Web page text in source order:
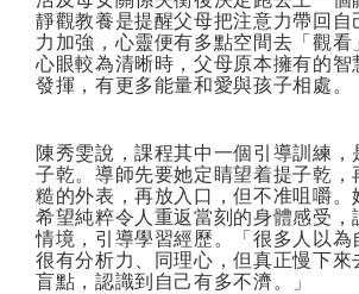
靜觀教養是提醒父母把注意力帶回自
力加強，心靈便有多點空間去「觀看
心眼較為清晰時，父母原本擁有的智
發揮，有更多能量和愛與孩子相處。
陳秀雯說，課程其中一個引導訓練，
子乾。導師先要她定睛望着提子乾，
糙的外表，再放入口，但不准咀嚼。
希望純粹令人重返當刻的身體感受，
情境，引導學習經歷。「很多人以為
很有分析力、同理心，但真正慢下來
盲點，認識到自己有多不濟。」